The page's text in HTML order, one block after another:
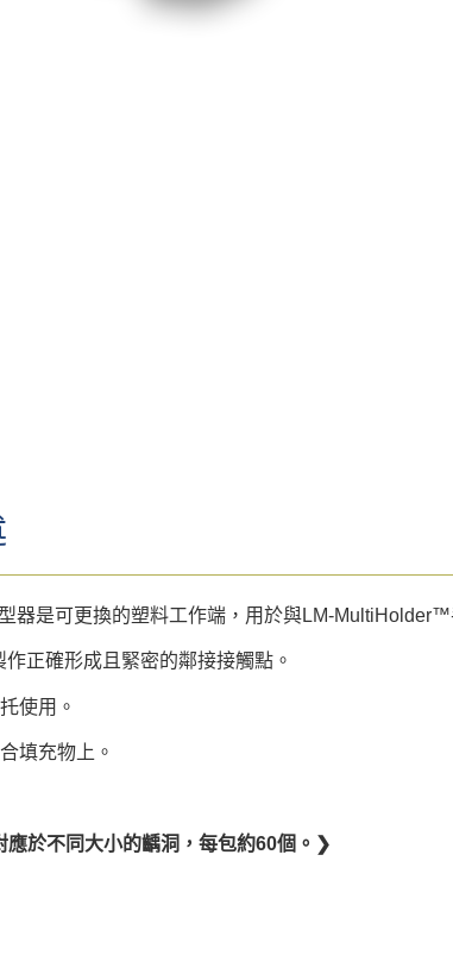
器是可更換的塑料工作端，用於與LM-MultiHolder™
正確形成且緊密的鄰接接觸點。
使用。
填充物上。
應於不同大小的齲洞，每包約60個。❯